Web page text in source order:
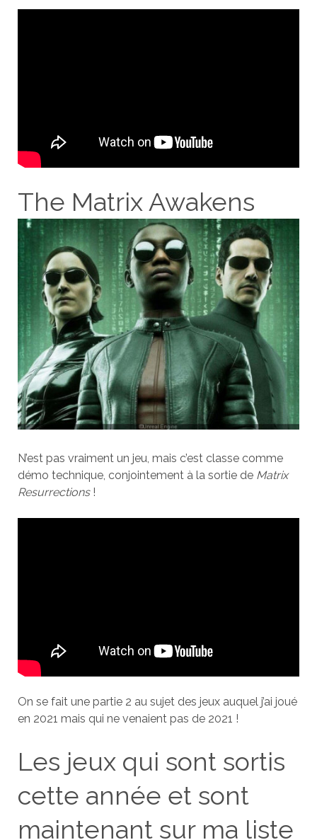
The Matrix Awakens
N’est pas vraiment un jeu, mais c’est classe comme
démo technique, conjointement à la sortie de Matrix
Resurrections!
On se fait une partie 2 au sujet des jeux auquel j’ai joué
en 2021 mais qui ne venaient pas de 2021 !
Les jeux qui sont sortis
cette année et sont
maintenant sur ma liste